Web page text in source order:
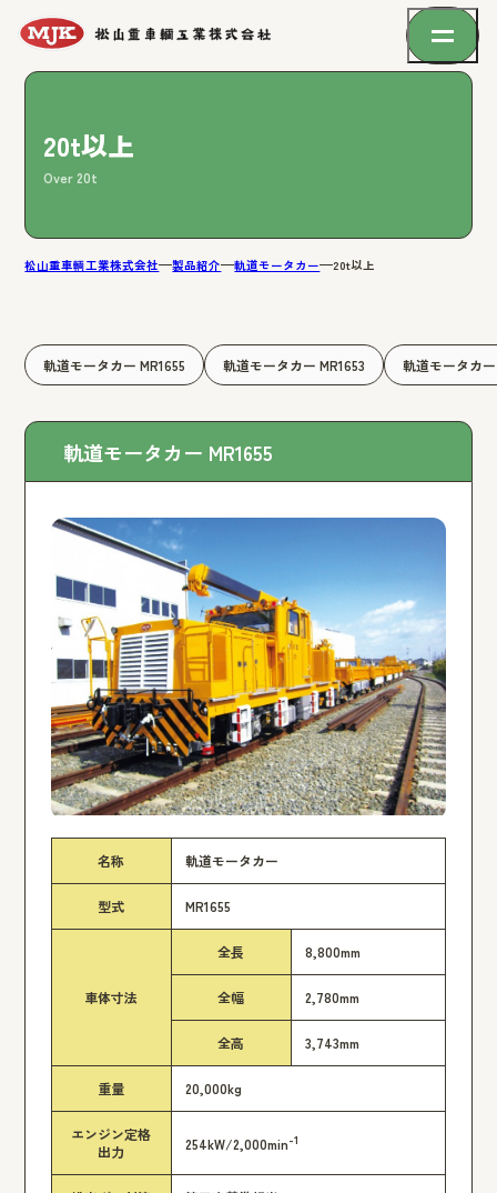
20t以上
Over 20t
松山重車輌工業株式会社 製品紹介 軌道モータカー 20t以上
軌道モータカー MR1655 軌道モータカー MR1653 軌道モータカ
軌道モータカー MR1655
名称 軌道モータカー
型式 MR1655
車体寸法
全長 8,800mm
全幅 2,780mm
全高 3,743mm
重量 20,000kg
エンジン定格
出力
254kW/2,000min-1